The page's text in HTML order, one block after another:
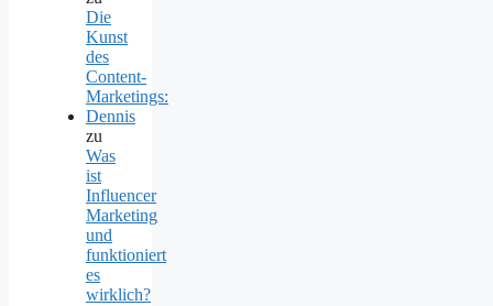
Die
Kunst
des
Content-
Marketings:
Dennis
zu
Was
ist
Influencer
Marketing
und
funktioniert
es
wirklich?